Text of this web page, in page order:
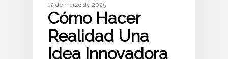
12 de marzo de 2025
Cómo Hacer
Realidad Una
Idea Innovadora